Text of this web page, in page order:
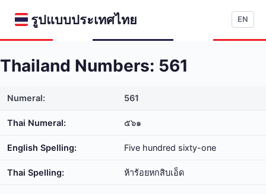
รูปแบบประเทศไทย EN
Thailand Numbers: 561
Numeral: 561
Thai Numeral: ๕๖๑
English Spelling: Five hundred sixty-one
Thai Spelling: ห้า​ร้อย​หก​สิบ​เอ็ด